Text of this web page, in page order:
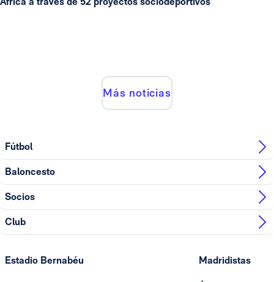
Más noticias
Fútbol
Baloncesto
Socios
Club
Estadio Bernabéu Madridistas